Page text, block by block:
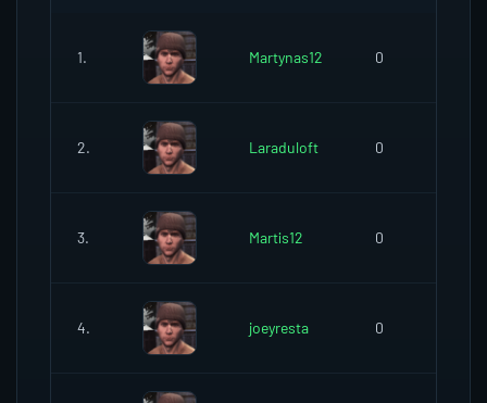
1. Martynas12 0
2. Laraduloft 0
3. Martis12 0
4. joeyresta 0